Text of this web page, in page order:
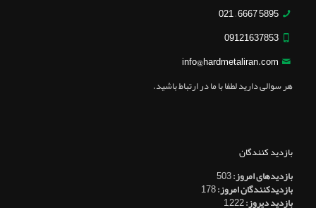
5895 6667 – 021
09121637853
info@hardmetaliran.com
هر سوالی دارید لطفا با ما در ارتباط باشید.
بازدید کنندگان
بازدیدهای امروز:503
بازدیدکنندگان امروز:178
بازدید دیروز:1,222